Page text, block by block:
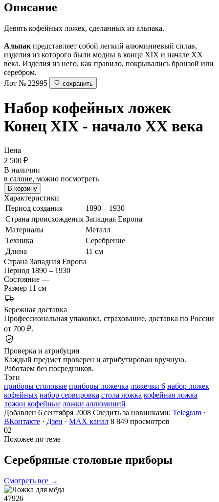
Описание
Девять кофейных ложек, сделанных из альпака.
Альпак представляет собой легкий алюминиевый сплав,
изделия из которого были модны в конце XIX и начале XX
века. Изделия из него, как правило, покрывались бронзой или
серебром.
Лот № 22995
сохранить
Набор кофейных ложек
Конец XIX - начало ХХ века
Цена
2 500 ₽
В наличии
в салоне, можно посмотреть
В корзину
Характеристики
Период создания
1890 – 1930
Страна происхождения Западная Европа
Материалы
Металл
Техника
Серебрение
Длина
11 см
Страна Западная Европа
Период 1890 – 1930
Состояние —
Размер 11 см
Бережная доставка
Профессиональная упаковка, страхование, доставка по России
от 700 ₽.
Проверка и атрибуция
Каждый предмет проверен и атрибутирован вручную.
Работаем без посредников.
Тэги
приборы столовые приборы ложечка ложечки 6 набор ложек
кофейных набор сервировка стола ложка кофейная ложка
ложки кофейные ложки аллюминий
Добавлен 6 сентября 2008 Следить за новинками: Telegram ·
ВКонтакте · Дзен · MAX канал 8 849 просмотров
02
Похожее по теме
Серебряные столовые приборы
Смотреть все →
47926